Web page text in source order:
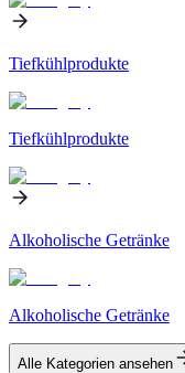
Tiefkühlprodukte
Tiefkühlprodukte
Alkoholische Getränke
Alkoholische Getränke
Alle Kategorien ansehen